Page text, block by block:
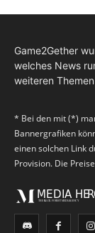
Game2Gether
welches News
weiteren
* Bei den mit (*)
Bannergrafiken
einen solchen Link
Provision. Die